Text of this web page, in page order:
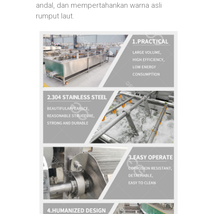
andal, dan mempertahankan warna asli
rumput laut.